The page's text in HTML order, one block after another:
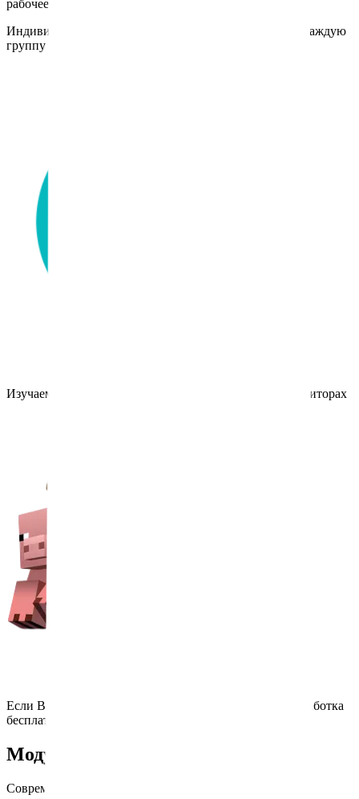
рабочее место
Индивидуальный подход - всегда 2 преподавателя на каждую
группу
Изучаем IT-английский, экономя Ваш бюджет на репетиторах
Если Ваш ребенок пропустил занятие по болезни - отработка
бесплатно
Модули
Современные навыки программирования - лучшая